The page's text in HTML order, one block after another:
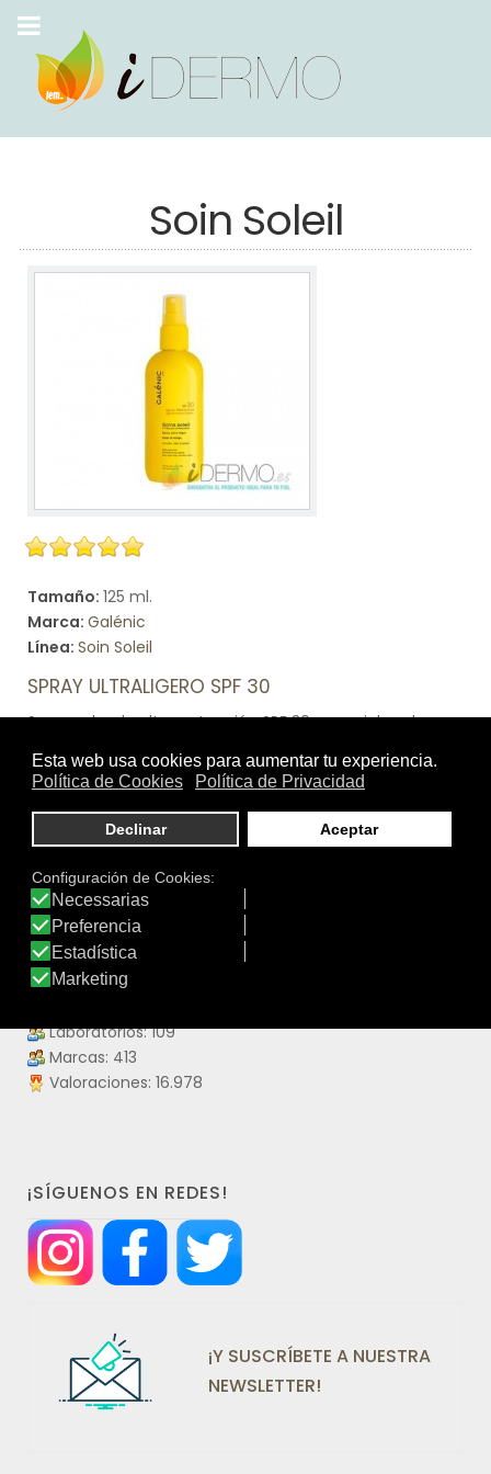
Soin Soleil
Tamaño: 125 ml.
Marca: Galénic
Línea: Soin Soleil
SPRAY ULTRALIGERO SPF 30
Spray solar de alta protección SPF 30 para pieles claras
el capital de juventud de la piel.
DATOS IDERMO
Productos: 4.475
Laboratorios: 109
Marcas: 413
Valoraciones: 16.978
¡SÍGUENOS EN REDES!
¡Y SUSCRÍBETE A NUESTRA
NEWSLETTER!